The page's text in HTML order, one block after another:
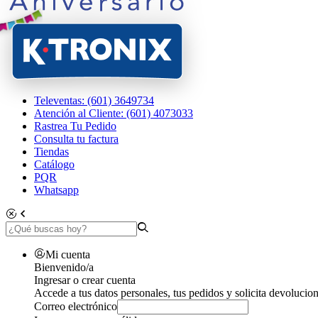
Televentas: (601) 3649734
Atención al Cliente: (601) 4073033
Rastrea Tu Pedido
Consulta tu factura
Tiendas
Catálogo
PQR
Whatsapp
Mi cuenta
Bienvenido/a
Ingresar o crear cuenta
Accede a tus datos personales, tus pedidos y solicita
Correo electrónico